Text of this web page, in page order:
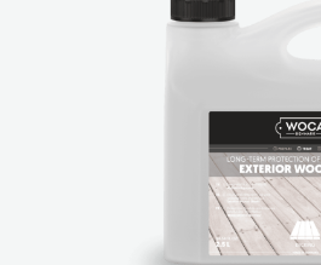
Reinigen
Primer
Olie
Wood Shield
ONDERHOUD
Reinigen
Olie